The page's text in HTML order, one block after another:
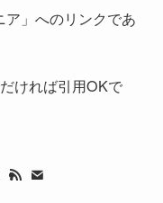
ア」へのリンクであ
ければ引用OKで